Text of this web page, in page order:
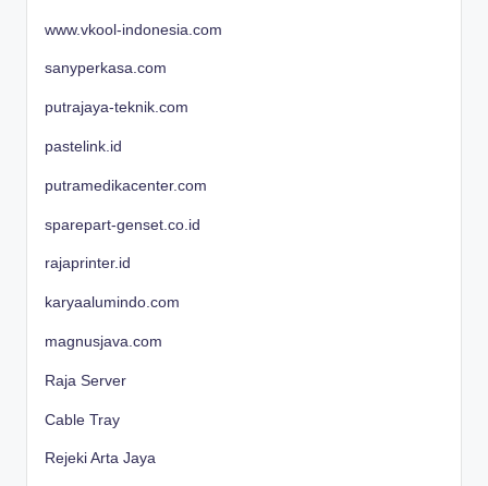
www.vkool-indonesia.com
sanyperkasa.com
putrajaya-teknik.com
pastelink.id
putramedikacenter.com
sparepart-genset.co.id
rajaprinter.id
karyaalumindo.com
magnusjava.com
Raja Server
Cable Tray
Rejeki Arta Jaya